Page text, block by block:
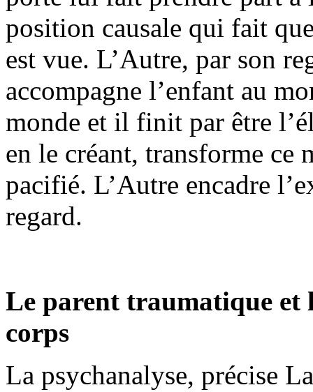
position causale qui fait
est vue. L’Autre, par son
accompagne l’enfant au
monde et il finit par être
en le créant, transforme ce
pacifié. L’Autre encadre
regard.
Le parent traumatique et
corps
La psychanalyse, précise